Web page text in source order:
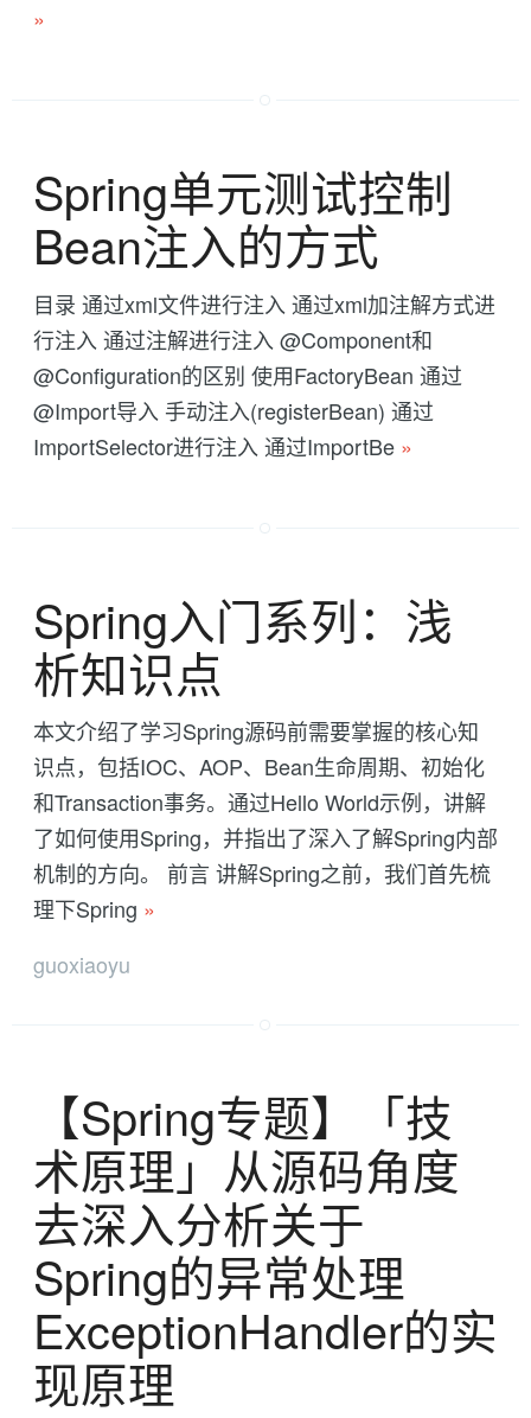
»
Spring单元测试控制
Bean注入的方式
目录 通过xml文件进行注入 通过xml加注解方式进
行注入 通过注解进行注入 @Component和
@Configuration的区别 使用FactoryBean 通过
@Import导入 手动注入(registerBean) 通过
ImportSelector进行注入 通过ImportBe »
Spring入门系列：浅
析知识点
本文介绍了学习Spring源码前需要掌握的核心知
识点，包括IOC、AOP、Bean生命周期、初始化
和Transaction事务。通过Hello World示例，讲解
了如何使用Spring，并指出了深入了解Spring内部
机制的方向。 前言 讲解Spring之前，我们首先梳
理下Spring »
guoxiaoyu
【Spring专题】「技
术原理」从源码角度
去深入分析关于
Spring的异常处理
ExceptionHandler的实
现原理